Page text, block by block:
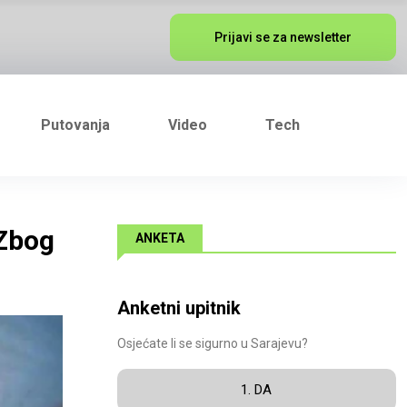
Prijavi se za newsletter
Putovanja Video Tech
ANKETA
Anketni upitnik
Osjećate li se sigurno u Sarajevu?
1. DA